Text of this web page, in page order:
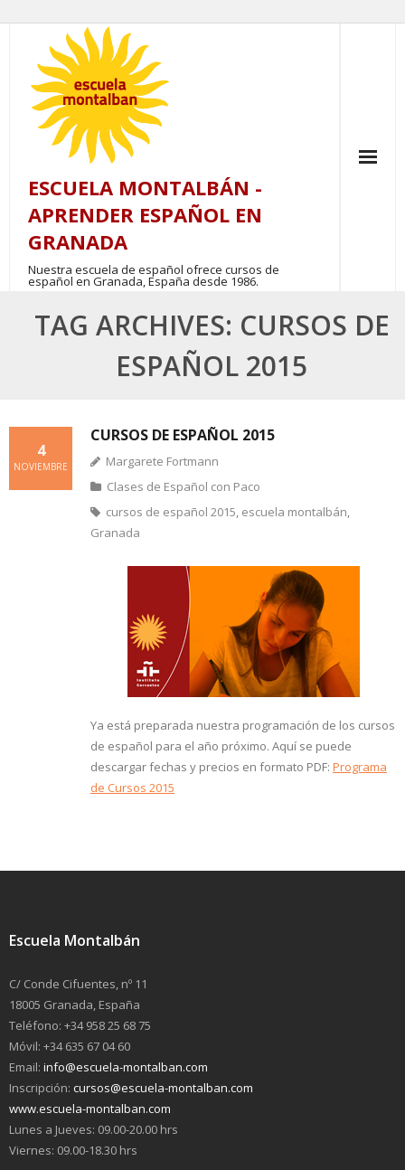
content
ESCUELA MONTALBÁN -
APRENDER ESPAÑOL EN
GRANADA
Nuestra escuela de español ofrece cursos de
español en Granada, España desde 1986.
TAG ARCHIVES: CURSOS DE
ESPAÑOL 2015
CURSOS DE ESPAÑOL 2015
4
NOVIEMBRE
Margarete Fortmann
Clases de Español con Paco
cursos de español 2015, escuela montalbán,
Granada
Ya está preparada nuestra programación de los cursos
de español para el año próximo. Aquí se puede
descargar fechas y precios en formato PDF: Programa
de Cursos 2015
Escuela Montalbán
C/ Conde Cifuentes, nº 11
18005 Granada, España
Teléfono: +34 958 25 68 75
Móvil: +34 635 67 04 60
Email: info@escuela-montalban.com
Inscripción: cursos@escuela-montalban.com
www.escuela-montalban.com
Lunes a Jueves: 09.00-20.00 hrs
Viernes: 09.00-18.30 hrs